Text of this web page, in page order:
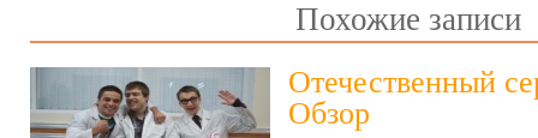
Похожие записи
Отечественный
Обзор